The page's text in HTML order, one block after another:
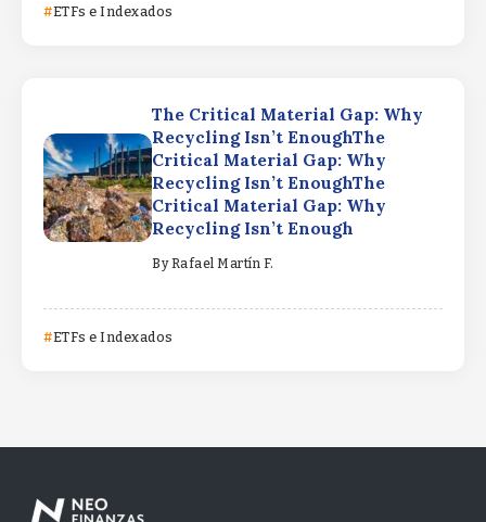
ETFs e Indexados
The Critical Material Gap: Why
Recycling Isn’t EnoughThe
Critical Material Gap: Why
Recycling Isn’t EnoughThe
Critical Material Gap: Why
Recycling Isn’t Enough
By Rafael Martín F.
ETFs e Indexados